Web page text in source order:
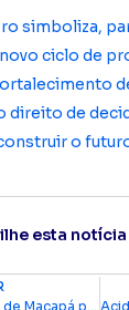
simboliza,
ciclo de
direito de
o
esta notícia
Prefeitura de Macapá prorroga até 11 de outubro atualização cadastral para Conjunto Janary Nunes